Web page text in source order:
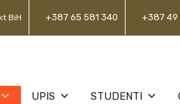
BiH +387 65 581 340 +387 49
UPIS STUDENTI